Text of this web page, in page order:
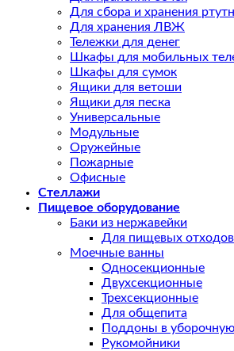
Для сбора и хранения
Для хранения ЛВЖ
Тележки для денег
Шкафы для мобильных
Шкафы для сумок
Ящики для ветоши
Ящики для песка
Универсальные
Модульные
Оружейные
Пожарные
Офисные
Стеллажи
Пищевое оборудование
Баки из нержавейки
Для пищевых отходов
Моечные ванны
Односекционные
Двухсекционные
Трехсекционные
Для общепита
Поддоны в уборочную
Рукомойники